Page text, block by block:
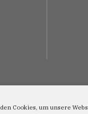
Cookies, um unsere